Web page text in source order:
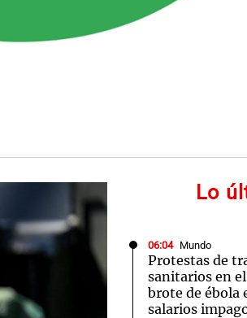
Lo
06:04 Mundo
Protestas de
sanitarios en
brote de ébola
salarios